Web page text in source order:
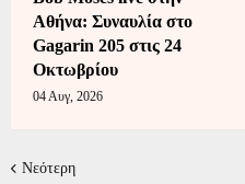
Αθήνα: Συναυλία στο
Gagarin 205 στις 24
Οκτωβρίου
04 Αυγ, 2026
Νεότερη